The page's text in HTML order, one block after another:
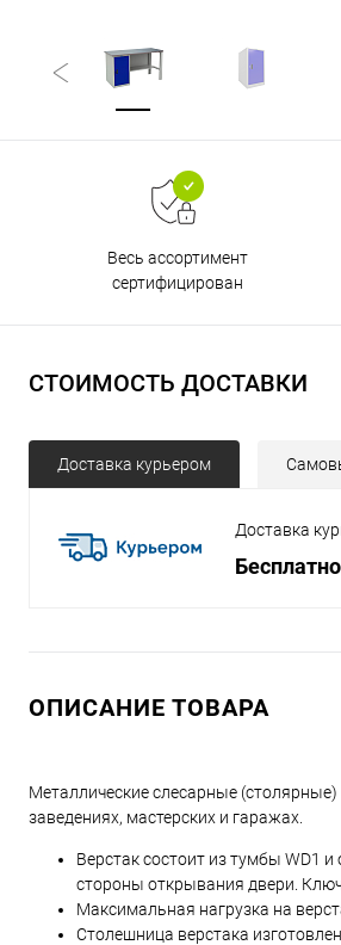
Весь ассортимент
сертифицирован
СТОИМОСТЬ ДОСТАВКИ
Доставка курьером
Доставка
Бесплатно
ОПИСАНИЕ ТОВАРА
Металлические слесарные
заведениях, мастерских и гаражах.
Верстак состоит из тумбы WD1
стороны открывания двери.
Максимальная нагрузка на
Столешница верстака